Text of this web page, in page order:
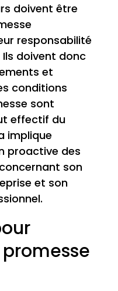
doivent être
responsabilité
doivent donc
et
conditions
sont
effectif du
implique
proactive des
son
et son